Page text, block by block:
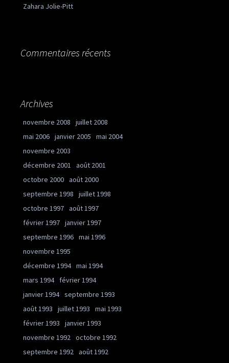
Zahara Jolie-Pitt
Commentaires récents
Archives
novembre 2008
juillet 2008
mai 2006 janvier 2005
mai 2004
novembre 2003
décembre 2001
août 2001
octobre 2000 août 2000
septembre 1998
juillet 1998
octobre 1997 août 1997
février 1997 janvier 1997
septembre 1996 mai 1996
novembre 1995
décembre 1994 mai 1994
mars 1994
février 1994
janvier 1994 septembre 1993
août 1993
juillet 1993
mai 1993
février 1993
janvier 1993
novembre 1992 octobre 1992
septembre 1992 août 1992